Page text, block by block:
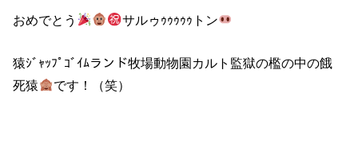
おめでとう サルゥｩｩｩｩｩトン
猿ｼﾞｬｯﾌﾟｺﾞｲﾑランド牧場動物園カルト監獄の檻の中の餓
死猿
です！（笑）